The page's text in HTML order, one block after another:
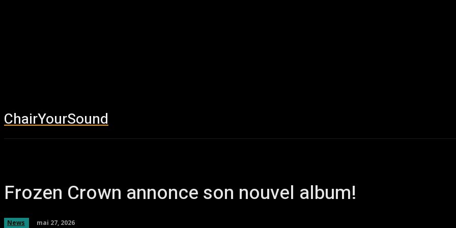
ChairYourSound
Frozen Crown annonce son nouvel album!
News mai 27, 2026